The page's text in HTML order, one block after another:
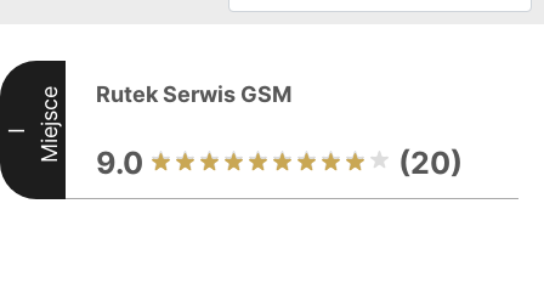
I Miejsce Rutek Serwis GSM
9.0 (20)